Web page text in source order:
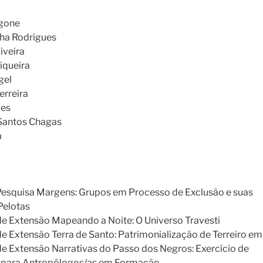
Rodrigues
Chagas
Margens: Grupos em Processo de Exclusão e suas
Extensão Mapeando a Noite: O Universo Travesti
Extensão Terra de Santo: Patrimonialização de Terreiro
Extensão Narrativas do Passo dos Negros: Exercício de